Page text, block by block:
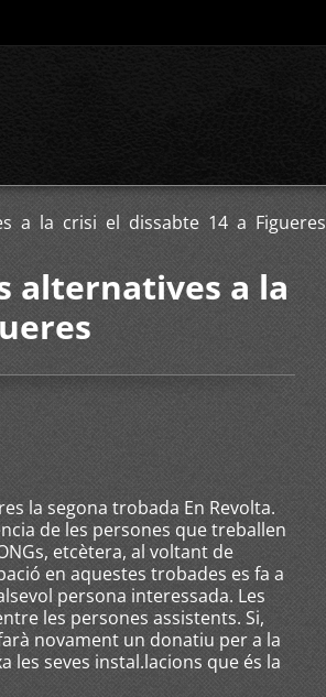
a la crisi el dissabte 14 a Figueres
alternatives a la
la segona trobada En Revolta.
de les persones que treballen
etcètera, al voltant de
en aquestes trobades es fa a
persona interessada. Les
les persones assistents. Si,
novament un donatiu per a la
les seves instal.lacions que és la